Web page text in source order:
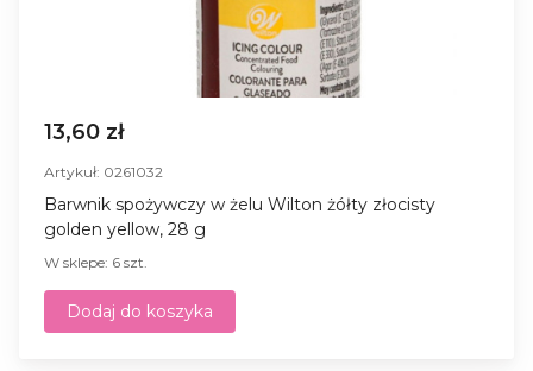
13,60 zł
Artykuł: 0261032
Barwnik spożywczy w żelu Wilton żółty złocisty
golden yellow, 28 g
W sklepe: 6 szt.
Dodaj do koszyka